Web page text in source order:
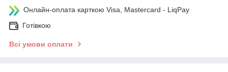
Онлайн-оплата карткою Visa, Mastercard - LiqPay
Готівкою
Всі умови оплати